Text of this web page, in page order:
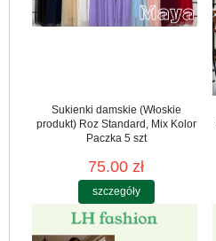
Sukienki damskie (Włoskie
produkt) Roz Standard, Mix Kolor
Paczka 5 szt
75.00 zł
szczegóły